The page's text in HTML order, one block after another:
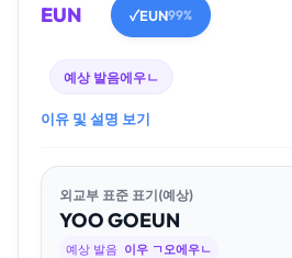
EUN ✓EUN99%
예상 발음에우ㄴ
이유 및 설명 보기
외교부 표준 표기(예상)
YOOGOEUN
예상 발음 이우 ㄱ오에우ㄴ